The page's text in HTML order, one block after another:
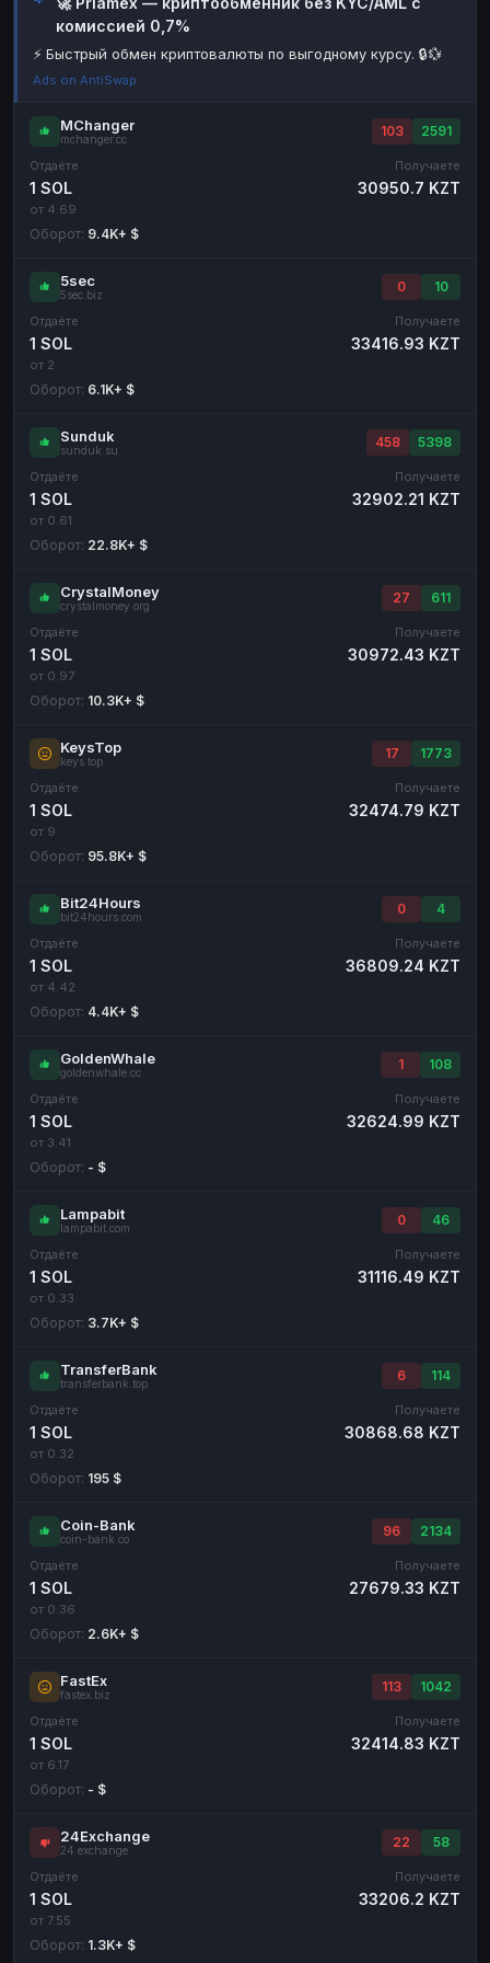
Наличные
Наличные USD Наличные USD
комиссией 0,7%
⚡ Быстрый обмен криптовалюты по выгодному курсу. 🔒💱
Ads on AntiSwap
MChanger
mchanger.cc
103 2591
Отдаёте
1 SOL
от 4.69
Получаете
30950.7 KZT
Оборот: 9.4K+ $
5sec
5sec.biz
0 10
Отдаёте
1 SOL
от 2
Получаете
33416.93 KZT
Оборот: 6.1K+ $
Sunduk
sunduk.su
458 5398
Отдаёте
1 SOL
от 0.61
Получаете
32902.21 KZT
Оборот: 22.8K+ $
CrystalMoney
crystalmoney.org
27 611
Отдаёте
1 SOL
от 0.97
Получаете
30972.43 KZT
Оборот: 10.3K+ $
KeysTop
keys.top
17 1773
Отдаёте
1 SOL
от 9
Получаете
32474.79 KZT
Оборот: 95.8K+ $
Bit24Hours
bit24hours.com
0 4
Отдаёте
1 SOL
от 4.42
Получаете
36809.24 KZT
Оборот: 4.4K+ $
GoldenWhale
goldenwhale.cc
1 108
Отдаёте
1 SOL
от 3.41
Получаете
32624.99 KZT
Оборот: - $
Lampabit
lampabit.com
0 46
Отдаёте
1 SOL
от 0.33
Получаете
31116.49 KZT
Оборот: 3.7K+ $
TransferBank
transferbank.top
6 114
Отдаёте
1 SOL
от 0.32
Получаете
30868.68 KZT
Оборот: 195 $
Coin-Bank
coin-bank.co
96 2134
Отдаёте
1 SOL
от 0.36
Получаете
27679.33 KZT
Оборот: 2.6K+ $
FastEx
fastex.biz
113 1042
Отдаёте
1 SOL
от 6.17
Получаете
32414.83 KZT
Оборот: - $
24Exchange
24.exchange
22 58
Отдаёте
1 SOL
от 7.55
Получаете
33206.2 KZT
Оборот: 1.3K+ $